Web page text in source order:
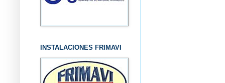
INSTALACIONES FRIMAVI